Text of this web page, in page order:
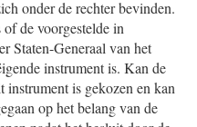
onder de rechter bevinden.
de voorgestelde in
Staten-Generaal van het
instrument is. Kan de
instrument is gekozen en kan
op het belang van de